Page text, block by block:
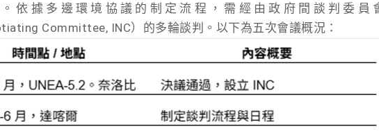
依據多邊環境協議的制定流程，需經由政府間談判委員
Committee, INC）的多輪談判。以下為五次會議概況：